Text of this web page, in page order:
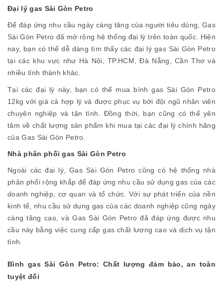
Đại lý gas Sài Gòn Petro
Để đáp ứng nhu cầu ngày càng tăng của người tiêu dùng, Gas
Sài Gòn Petro đã mở rộng hệ thống đại lý trên toàn quốc. Hiện
nay, bạn có thể dễ dàng tìm thấy các đại lý gas Sài Gòn Petro
tại các khu vực như Hà Nội, TP.HCM, Đà Nẵng, Cần Thơ và
nhiều tỉnh thành khác.
Tại các đại lý này, bạn có thể mua bình gas Sài Gòn Petro
12kg với giá cả hợp lý và được phục vụ bởi đội ngũ nhân viên
chuyên nghiệp và tận tình. Đồng thời, bạn cũng có thể yên
tâm về chất lượng sản phẩm khi mua tại các đại lý chính hãng
của Gas Sài Gòn Petro.
Nhà phân phối gas Sài Gòn Petro
Ngoài các đại lý, Gas Sài Gòn Petro cũng có hệ thống nhà
phân phối rộng khắp để đáp ứng nhu cầu sử dụng gas của các
doanh nghiệp, cơ quan và tổ chức. Với sự phát triển của nền
kinh tế, nhu cầu sử dụng gas của các doanh nghiệp cũng ngày
càng tăng cao, và Gas Sài Gòn Petro đã đáp ứng được nhu
cầu này bằng việc cung cấp gas chất lượng cao và dịch vụ tận
tình.
Bình gas Sài Gòn Petro: Chất lượng đảm bảo, an toàn
tuyệt đối